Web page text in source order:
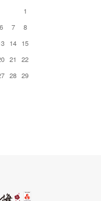
1
6 7
8
14 15
21
22
28 29